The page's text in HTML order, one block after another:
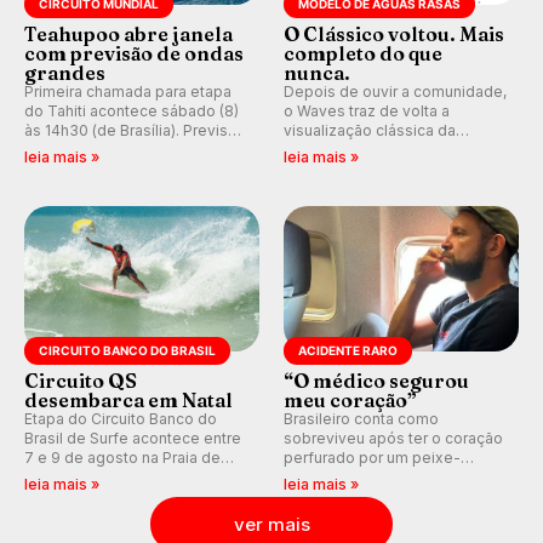
CIRCUITO MUNDIAL
Teahupoo abre janela
com previsão de ondas
grandes
Primeira chamada para etapa
do Tahiti acontece sábado (8)
às 14h30 (de Brasília). Previsão
indica swell consistente.
Kelly Slater convidado.
leia mais »
MODELO DE ÁGUAS RASAS
O Clássico voltou. Mais
completo do que
nunca.
Depois de ouvir a comunidade,
o Waves traz de volta a
visualização clássica da
previsão de águas rasas,
ondas para até 16 dias.
leia mais »
CIRCUITO BANCO DO BRASIL
Circuito QS
desembarca em Natal
Etapa do Circuito Banco do
Brasil de Surfe acontece entre
7 e 9 de agosto na Praia de
Miami (RN), em disputas
válidas pelo Qualifying Series
(QS) 4.000 e pela corrida por
vagas no Challenger Series.
leia mais »
ACIDENTE RARO
“O médico segurou
meu coração”
Brasileiro conta como
sobreviveu após ter o coração
perfurado por um peixe-
agulha enquanto surfava na
Costa Rica.
leia mais »
ver mais